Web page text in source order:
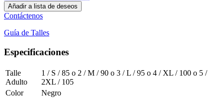
Añadir a lista de deseos
Contáctenos
Guía de Talles
Especificaciones
Talle
Adulto
1 / S / 85 o 2 / M / 90 o 3 / L / 95 o 4 / XL / 100 o 5 /
2XL / 105
Color
Negro